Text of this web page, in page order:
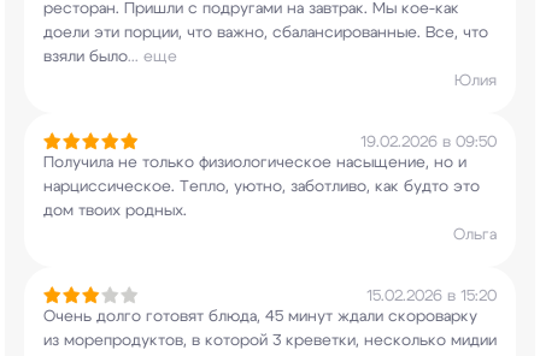
ресторан. Пришли с подругами на завтрак. Мы кое-как
доели эти порции, что важно, сбалансированные. Все, что
взяли было... еще
Юлия
19.02.2026 в 09:50
Получила не только физиологическое насыщение, но и
нарциссическое. Тепло, уютно, заботливо, как будто это
дом твоих родных.
Ольга
15.02.2026 в 15:20
Очень долго готовят блюда, 45 минут ждали скороварку
из морепродуктов, в которой 3 креветки, несколько мидии